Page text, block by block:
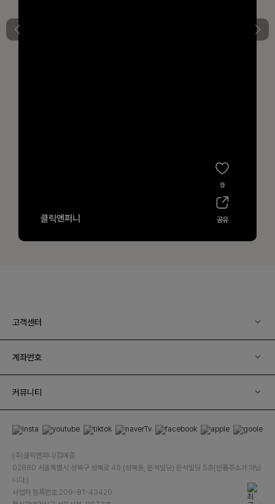
고객센터
계좌번호
커뮤니티
(주)클릭앤퍼니/김예중
02880 서울특별시 성북구 성북로 49 (성북동, 운석빌딩) 운석빌딩 5층(반품주소가 아닙
니다.)
사업자 등록번호 209-81-43420